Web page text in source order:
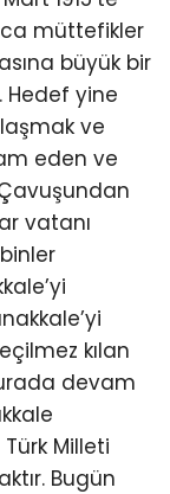
müttefikler
büyük bir
Hedef yine
ve
eden ve
vatanı
kılan
devam
Milleti
Bugün